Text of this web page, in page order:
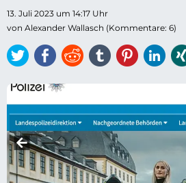
13. Juli 2023 um 14:17 Uhr
von Alexander Wallasch (Kommentare: 6)
TwitterFacebook
ReddittumblrPinterest